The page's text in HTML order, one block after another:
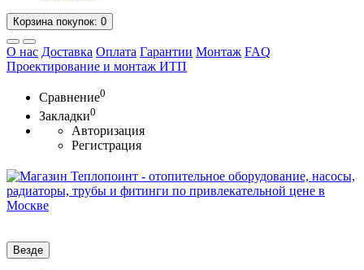
Корзинапокупок: 0
О нас Доставка Оплата Гарантии Монтаж FAQ
Проектирование и монтаж ИТП
Сравнение0
Закладки0
Авторизация
Регистрация
Везде